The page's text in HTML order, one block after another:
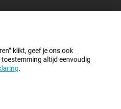
klikt, geef je ons ook
altijd eenvoudig
.